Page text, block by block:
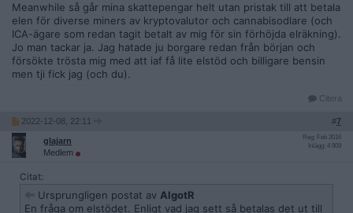
Meanwhile så går mina skattepengar helt utan pristak till att betala
elen för diverse miners av kryptovalutor och cannabisodlare (och
ICA-ägare som redan tagit betalt av mig för sin förhöjda elräkning).
Jo man tackar ja. Jag hatade ju borgare redan från början och
försökte trösta mig med att iaf få lite elstöd och billigare bensin
men tji fick jag (och du).
Citera
2022-12-08, 22:11 #7
glajarn
Medlem
Reg: Feb 2016
Inlägg: 4 909
Citat:
Ursprungligen postat av AlgotR
En fråga om elstödet. Enligt vad jag sett så betalas det ut till